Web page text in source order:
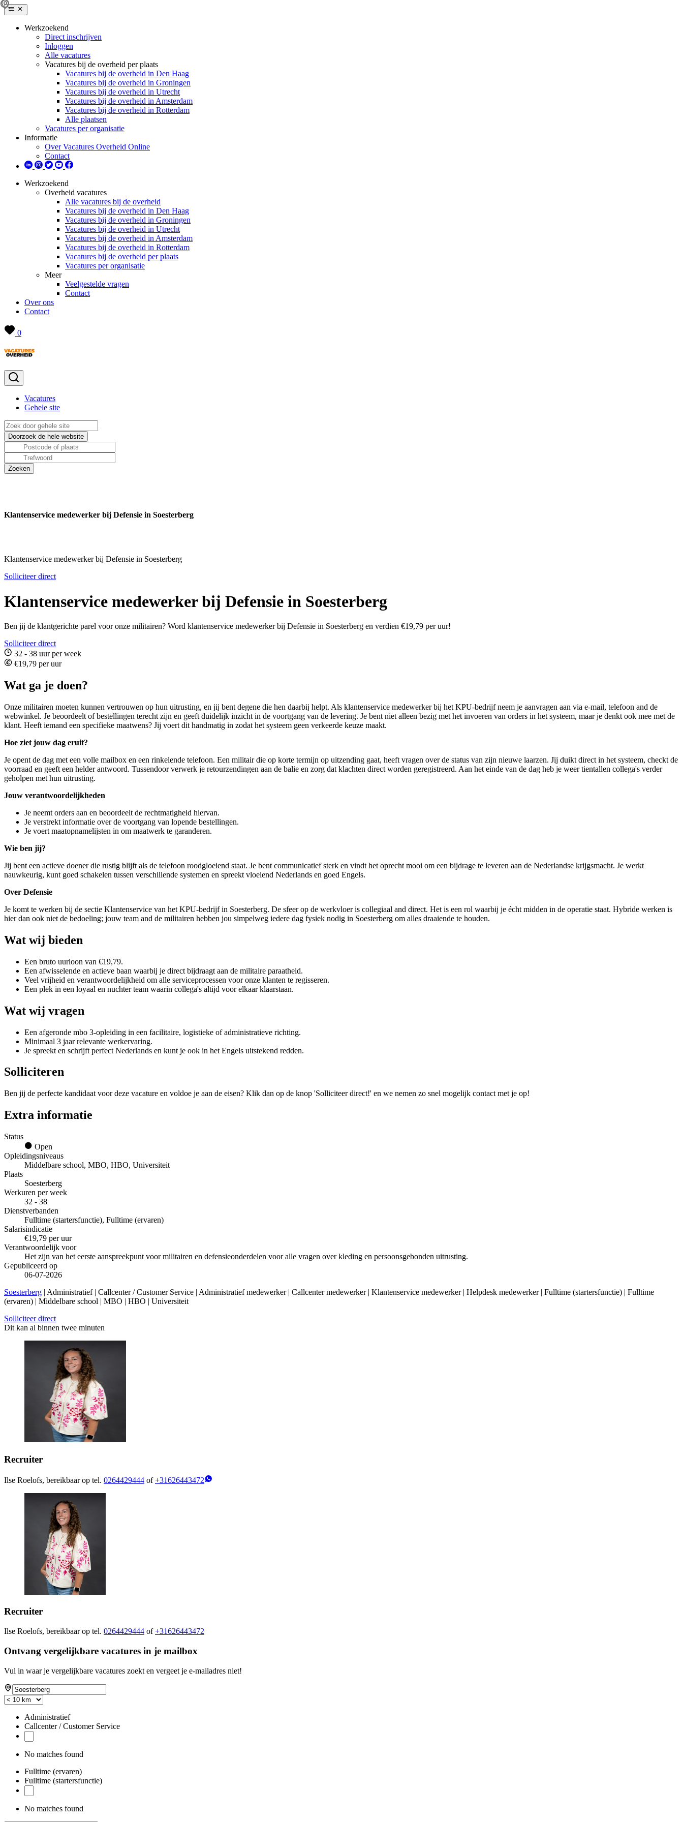
Werkzoekend
Direct inschrijven
Inloggen
Alle vacatures
Vacatures bij de overheid per plaats
Vacatures bij de overheid in Den Haag
Vacatures bij de overheid in Groningen
Vacatures bij de overheid in Utrecht
Vacatures bij de overheid in Amsterdam
Vacatures bij de overheid in Rotterdam
Alle plaatsen
Vacatures per organisatie
Informatie
Over Vacatures Overheid Online
Contact
Werkzoekend
Overheid vacatures
Alle vacatures bij de overheid
Vacatures bij de overheid in Den Haag
Vacatures bij de overheid in Groningen
Vacatures bij de overheid in Utrecht
Vacatures bij de overheid in Amsterdam
Vacatures bij de overheid in Rotterdam
Vacatures bij de overheid per plaats
Vacatures per organisatie
Meer
Veelgestelde vragen
Contact
Over ons
Contact
0
Vacatures
Gehele site
Klantenservice medewerker bij Defensie in Soesterberg
Klantenservice medewerker bij Defensie in Soesterberg
Solliciteer direct
Klantenservice medewerker bij Defensie in Soesterberg
Ben jij de klantgerichte parel voor onze militairen? Word klantenservice medewerker bij Defensie in Soesterberg en verdien €19,79 per uur!
Solliciteer direct
32 - 38 uur per week
€19,79 per uur
Wat ga je doen?
Onze militairen moeten kunnen vertrouwen op hun uitrusting, en jij bent degene die hen daarbij helpt. Als klantenservice medewerker bij het KPU-bedrijf neem je aanvragen aan via e-mail, telefoon and de
webwinkel. Je beoordeelt of bestellingen terecht zijn en geeft duidelijk inzicht in de voortgang van de levering. Je bent niet alleen bezig met het invoeren van orders in het systeem, maar je denkt ook mee met de
klant. Heeft iemand een specifieke maatwens? Jij voert dit handmatig in zodat het systeem geen verkeerde keuze maakt.
Hoe ziet jouw dag eruit?
Je opent de dag met een volle mailbox en een rinkelende telefoon. Een militair die op korte termijn op uitzending gaat, heeft vragen over de status van zijn nieuwe laarzen. Jij duikt direct in het systeem, checkt de
voorraad en geeft een helder antwoord. Tussendoor verwerk je retourzendingen aan de balie en zorg dat klachten direct worden geregistreerd. Aan het einde van de dag heb je weer tientallen collega's verder
geholpen met hun uitrusting.
Jouw verantwoordelijkheden
Je neemt orders aan en beoordeelt de rechtmatigheid hiervan.
Je verstrekt informatie over de voortgang van lopende bestellingen.
Je voert maatopnamelijsten in om maatwerk te garanderen.
Wie ben jij?
Jij bent een actieve doener die rustig blijft als de telefoon roodgloeiend staat. Je bent communicatief sterk en vindt het oprecht mooi om een bijdrage te leveren aan de Nederlandse krijgsmacht. Je werkt
nauwkeurig, kunt goed schakelen tussen verschillende systemen en spreekt vloeiend Nederlands en goed Engels.
Over Defensie
Je komt te werken bij de sectie Klantenservice van het KPU-bedrijf in Soesterberg. De sfeer op de werkvloer is collegiaal and direct. Het is een rol waarbij je écht midden in de operatie staat. Hybride werken is
hier dan ook niet de bedoeling; jouw team and de militairen hebben jou simpelweg iedere dag fysiek nodig in Soesterberg om alles draaiende te houden.
Wat wij bieden
Een bruto uurloon van €19,79.
Een afwisselende en actieve baan waarbij je direct bijdraagt aan de militaire paraatheid.
Veel vrijheid en verantwoordelijkheid om alle serviceprocessen voor onze klanten te regisseren.
Een plek in een loyaal en nuchter team waarin collega's altijd voor elkaar klaarstaan.
Wat wij vragen
Een afgeronde mbo 3-opleiding in een facilitaire, logistieke of administratieve richting.
Minimaal 3 jaar relevante werkervaring.
Je spreekt en schrijft perfect Nederlands en kunt je ook in het Engels uitstekend redden.
Solliciteren
Ben jij de perfecte kandidaat voor deze vacature en voldoe je aan de eisen? Klik dan op de knop 'Solliciteer direct!' en we nemen zo snel mogelijk contact met je op!
Extra informatie
Status
Open
Opleidingsniveaus
Middelbare school, MBO, HBO, Universiteit
Plaats
Soesterberg
Werkuren per week
32 - 38
Dienstverbanden
Fulltime (startersfunctie), Fulltime (ervaren)
Salarisindicatie
€19,79 per uur
Verantwoordelijk voor
Het zijn van het eerste aanspreekpunt voor militairen en defensieonderdelen voor alle vragen over kleding en persoonsgebonden uitrusting.
Gepubliceerd op
06-07-2026
Soesterberg | Administratief | Callcenter / Customer Service | Administratief medewerker | Callcenter medewerker | Klantenservice medewerker | Helpdesk medewerker | Fulltime (startersfunctie) | Fulltime
(ervaren) | Middelbare school | MBO | HBO | Universiteit
Solliciteer direct
Dit kan al binnen twee minuten
Recruiter
Ilse Roelofs, bereikbaar op tel. 0264429444 of+31626443472
Recruiter
Ilse Roelofs, bereikbaar op tel. 0264429444 of+31626443472
Ontvang vergelijkbare vacatures in je mailbox
Vul in waar je vergelijkbare vacatures zoekt en vergeet je e-mailadres niet!
Administratief
Callcenter / Customer Service
No matches found
Fulltime (ervaren)
Fulltime (startersfunctie)
No matches found